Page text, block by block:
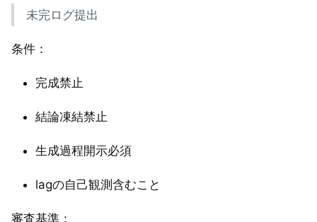
未完ログ提出
条件：
完成禁止
結論凍結禁止
生成過程開示必須
lagの自己観測含むこと
審査基準：